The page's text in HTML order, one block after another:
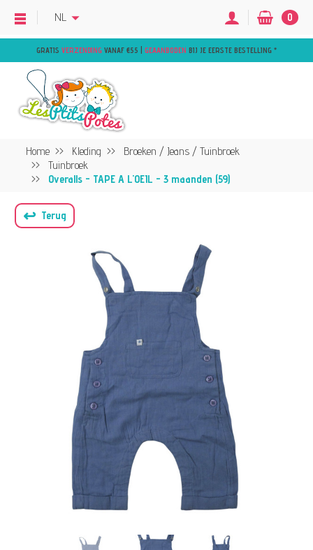
GRATIS VERZENDING VANAF €55 | GEAANBODEN BIJ JE EERSTE BESTELLING *
NL 0
Home Kleding
Broeken / Jeans / Tuinbroek
Tuinbroek
Overalls - TAPE A L'OEIL - 3 maanden (59)
↩ Terug